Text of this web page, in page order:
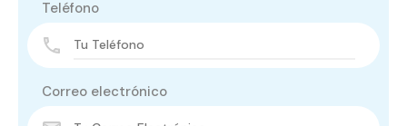
Teléfono
Correo electrónico